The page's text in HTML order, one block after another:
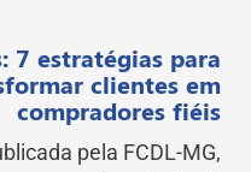
7 estratégias para
clientes em
compradores fiéis
pela FCDL-MG,